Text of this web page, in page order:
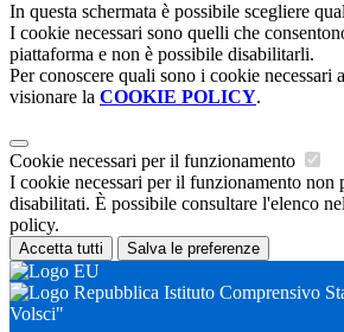
In questa schermata è possibile scegliere
I cookie necessari sono quelli che
piattaforma e non è possibile disabilitarli.
Per conoscere quali sono i cookie necessari
visionare la COOKIE POLICY.
Cookie necessari per il funzionamento
I cookie necessari per il funzionamento non
disabilitati. È possibile consultare l'elenco
policy.
Accetta tutti Salva le preferenze
Istituto Comprensivo
Volsci"